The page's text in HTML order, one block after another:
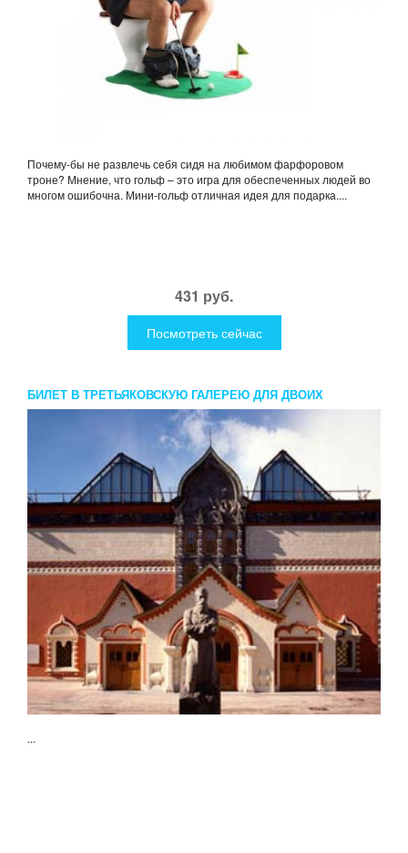
Почему-бы не развлечь себя сидя на любимом фарфоровом
троне? Мнение, что гольф – это игра для обеспеченных людей во
многом ошибочна. Мини-гольф отличная идея для подарка....
431 руб.
Посмотреть сейчас
БИЛЕТ В ТРЕТЬЯКОВСКУЮ ГАЛЕРЕЮ ДЛЯ ДВОИХ
...